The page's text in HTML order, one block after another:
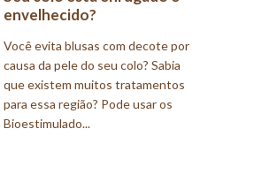
envelhecido?
Você evita blusas com decote por
causa da pele do seu colo? Sabia
que existem muitos tratamentos
para essa região? Pode usar os
Bioestimulado...